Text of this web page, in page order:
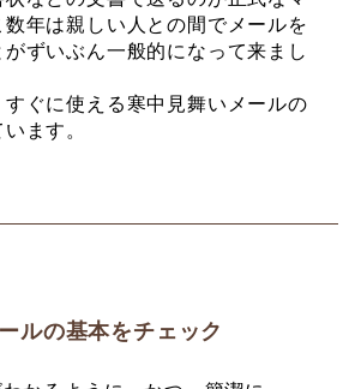
年は親しい人との間でメールを
ずいぶん一般的になって来まし
ぐに使える寒中見舞いメールの
ます。
の基本をチェック